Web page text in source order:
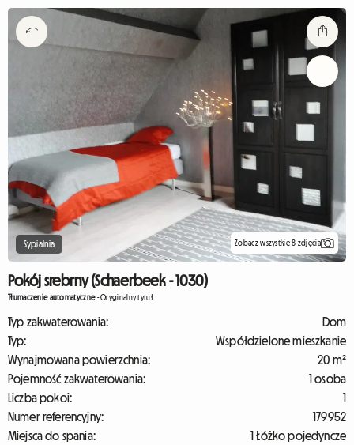
Sypialnia Zobacz wszystkie 8 zdjęcia
Pokój srebrny (Schaerbeek - 1030)
Tłumaczenie automatyczne-Oryginalny tytuł
Typ zakwaterowania:
Dom
Typ:
Współdzielone mieszkanie
Wynajmowana powierzchnia:
20 m²
Pojemność zakwaterowania:
1 osoba
Liczba pokoi:
1
Numer referencyjny:
179952
Miejsca do spania:
1 Łóżko pojedyncze